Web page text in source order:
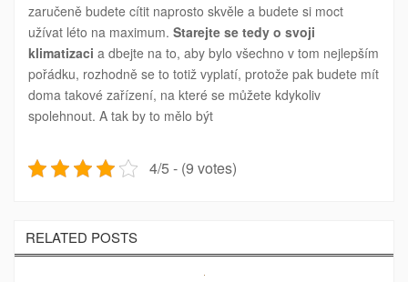
zaručeně budete cítit naprosto skvěle a budete si moct
užívat léto na maximum. Starejte se tedy o svoji
klimatizaci a dbejte na to, aby bylo všechno v tom nejlepším
pořádku, rozhodně se to totiž vyplatí, protože pak budete mít
doma takové zařízení, na které se můžete kdykoliv
spolehnout. A tak by to mělo být
4/5 - (9 votes)
RELATED POSTS